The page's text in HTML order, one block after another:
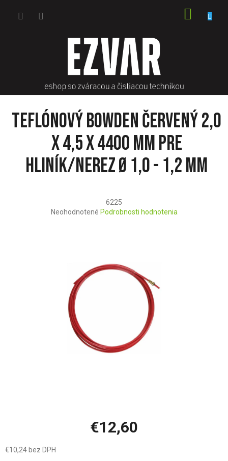
Teflónový bowden červený 2,0
x 4,5 x 4400 mm pre
hliník/nerez Ø 1,0 - 1,2 mm
6225
Priemerné
hviezdičiek.
Neohodnotené Podrobnosti hodnotenia
€12,60
€10,24 bez DPH